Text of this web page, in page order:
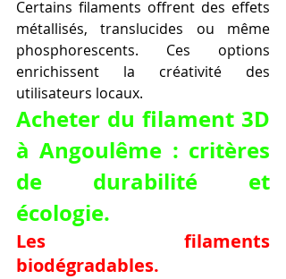
Certains filaments offrent des effets
métallisés, translucides ou même
phosphorescents. Ces options
enrichissent la créativité des
utilisateurs locaux.
Acheter du filament 3D
à Angoulême : critères
de durabilité et
écologie.
Les filaments
biodégradables.